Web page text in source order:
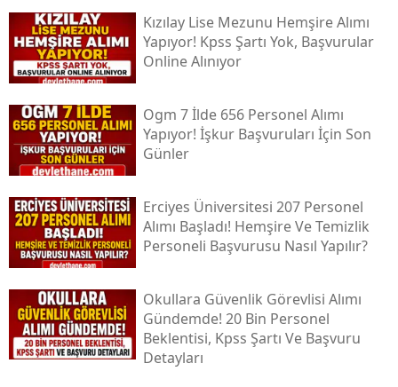
Kızılay Lise Mezunu Hemşire Alımı
Yapıyor! Kpss Şartı Yok, Başvurular
Online Alınıyor
Ogm 7 İlde 656 Personel Alımı
Yapıyor! İşkur Başvuruları İçin Son
Günler
Erciyes Üniversitesi 207 Personel
Alımı Başladı! Hemşire Ve Temizlik
Personeli Başvurusu Nasıl Yapılır?
Okullara Güvenlik Görevlisi Alımı
Gündemde! 20 Bin Personel
Beklentisi, Kpss Şartı Ve Başvuru
Detayları